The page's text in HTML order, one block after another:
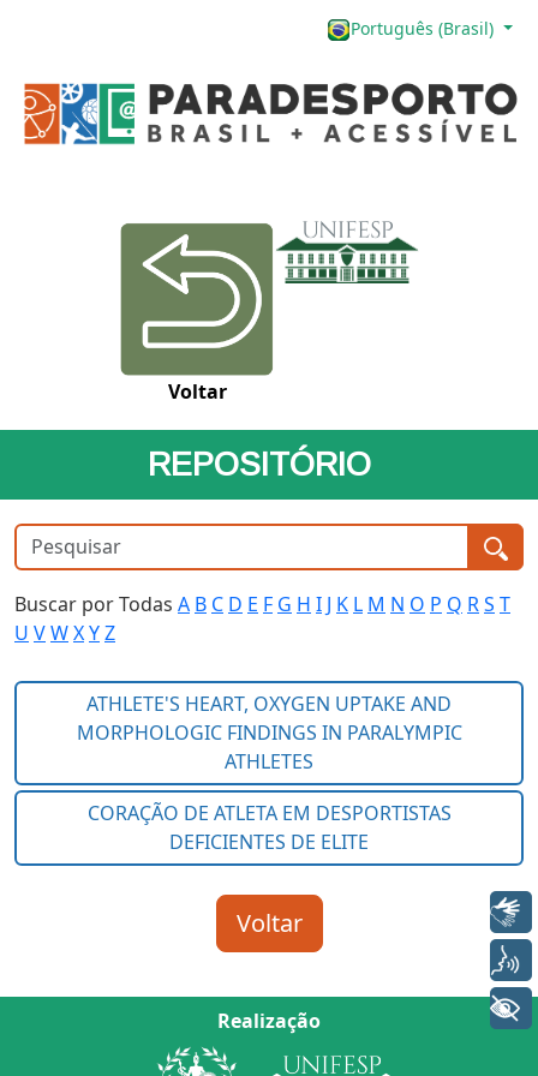
Português (Brasil)
Voltar
REPOSITÓRIO
Buscar por Todas A B C D E F G H I J K L M N O P Q RS T
U VWXYZ
Realização